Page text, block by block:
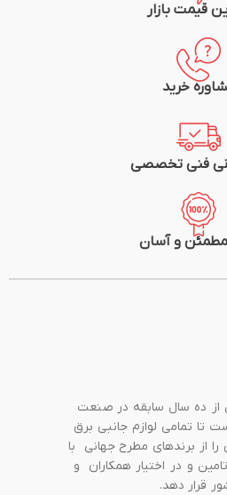
قیمت بازار
خرید
فنی تخصصی
و آسان
از ده سال سابقه در صنعت
تا تمامی لوازم جانبی برق
از برندهای مطرح جهانی با
و در اختیار همکاران و
قرار دهد.